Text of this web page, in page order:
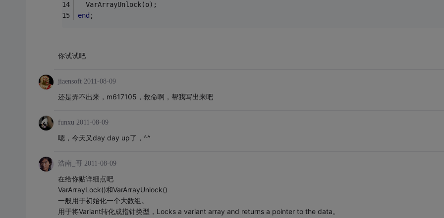
  VarArrayUnlock(o);
end ;
你试试吧
jiaensoft 2011-08-09
还是弄不出来，m617105，救命啊，帮我写出来吧
funxu 2011-08-09
嗯，今天又day day up了，^^
浩南_哥 2011-08-09
在给你贴详细点吧
VarArrayLock()和VarArrayUnlock()
一般用于初始化一个大数组。
用于将Variant转化成指针类型，Locks a variant array and returns a pointer to the data。